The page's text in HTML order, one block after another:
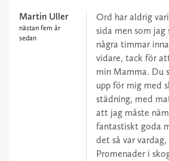
Martin Uller
nästan fem år
sedan
Ord har aldrig
sida men som
några timmar
vidare, tack för
min Mamma. Du
upp för mig med
städning, med
att jag måste
fantastiskt goda
det så var vardag,
Promenader i